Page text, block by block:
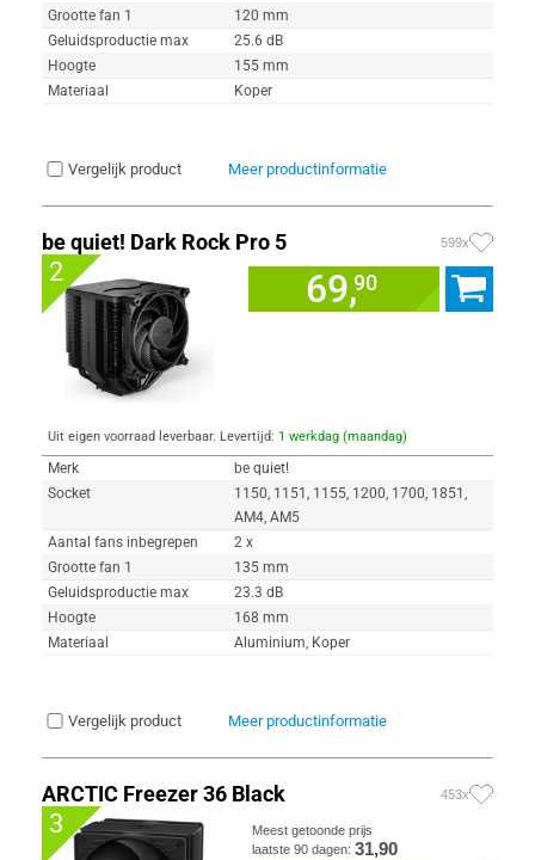
Grootte fan 1
120 mm
Geluidsproductie max
25.6 dB
Hoogte
155 mm
Materiaal
Koper
Vergelijk product Meer productinformatie
be quiet! Dark Rock Pro 5 599x
2 69,90
Uit eigen voorraad leverbaar. Levertijd: 1 werkdag (maandag)
Merk
be quiet!
Socket
1150, 1151, 1155, 1200, 1700, 1851,
AM4, AM5
Aantal fans inbegrepen
2 x
Grootte fan 1
135 mm
Geluidsproductie max
23.3 dB
Hoogte
168 mm
Materiaal
Aluminium, Koper
Vergelijk product Meer productinformatie
ARCTIC Freezer 36 Black 453x
3
Meest getoonde prijs
laatste 90 dagen: 31,90